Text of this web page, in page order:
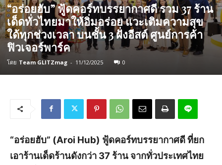
“อร่อยฮับ” ฟู้ดคอร์ทบรรยากาศดี รวม 37 ร้าน
เด็ดทั่วไทยมาให้อิ่มอร่อย แวะเติมความสุข
ใด้ทุกช่วงเวลา บนชั้น 3 ฝั่งอีสต์ ศูนย์การค้า
ฟิวเจอร์พาร์ค
โดย Team GLITZmag - 11/12/2025 0
“อร่อยฮับ” (Aroi Hub) ฟู้ดคอร์ทบรรยากาศดี ที่ยก
เอาร้านเด็ดร้านดังกว่า 37 ร้าน จากทั่วประเทศไทย